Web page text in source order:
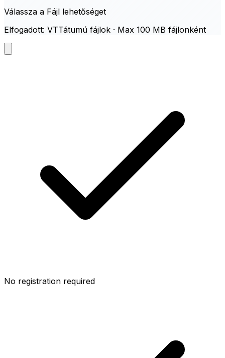
Válassza a Fájl lehetőséget
Elfogadott: VTTátumú fájlok · Max 100 MB fájlonként
No registration required